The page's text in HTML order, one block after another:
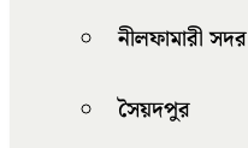
নীলফামারী সদর
সৈয়দপুর